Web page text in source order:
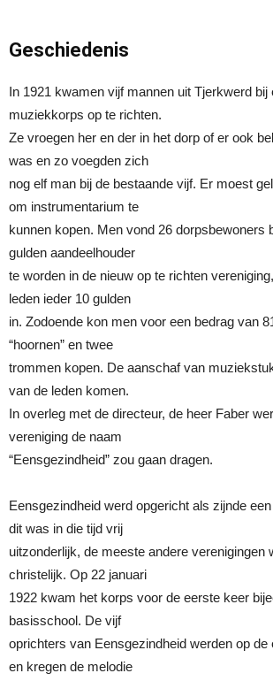
Geschiedenis
In 1921 kwamen vijf mannen uit Tjerkwerd bij
muziekkorps op te richten.
Ze vroegen her en der in het dorp of er ook
was en zo voegden zich
nog elf man bij de bestaande vijf. Er moest
om instrumentarium te
kunnen kopen. Men vond 26 dorpsbewoners
gulden aandeelhouder
te worden in de nieuw op te richten
leden ieder 10 gulden
in. Zodoende kon men voor een bedrag van
“hoornen” en twee
trommen kopen. De aanschaf van
van de leden komen.
In overleg met de directeur, de heer Faber
vereniging de naam
“Eensgezindheid” zou gaan dragen.
Eensgezindheid werd opgericht als zijnde
dit was in die tijd vrij
uitzonderlijk, de meeste andere verenigingen
christelijk. Op 22 januari
1922 kwam het korps voor de eerste keer
basisschool. De vijf
oprichters van Eensgezindheid werden op de
en kregen de melodie